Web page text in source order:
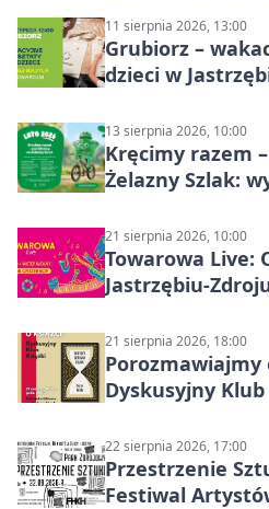
11 sierpnia 2026, 13:00
Grubiorz –
dzieci w
13 sierpnia 2026, 10:00
Kręcimy razem
Żelazny Szlak:
21 sierpnia 2026, 10:00
Towarowa Live:
Jastrzębiu-
21 sierpnia 2026, 18:00
Porozmawiajmy
Dyskusyjny
22 sierpnia 2026, 17:00
Przestrzenie
Festiwal